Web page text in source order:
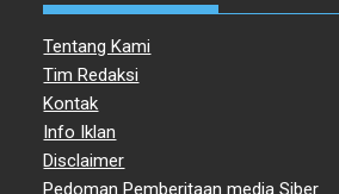
Tentang Kami
Tim Redaksi
Kontak
Info Iklan
Disclaimer
Pedoman Pemberitaan media Siber